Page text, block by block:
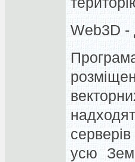
Web3D -
усю